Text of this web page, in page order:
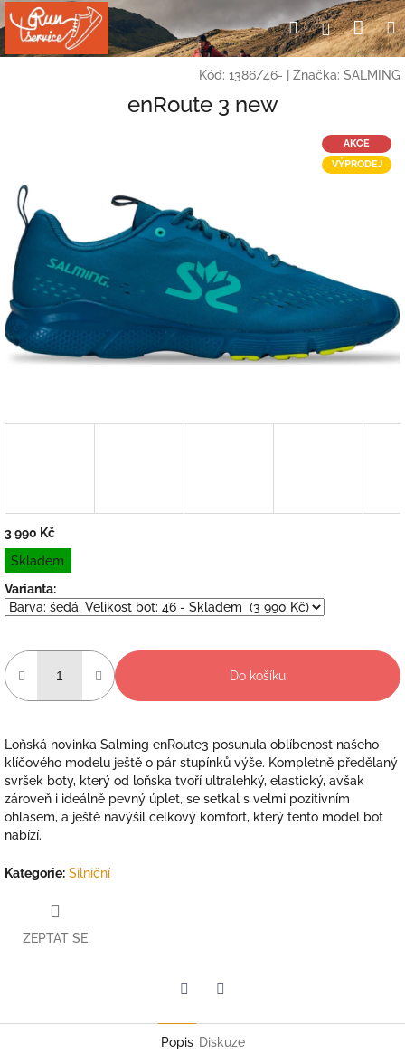
na
obsah
HledatPřihlášení
Kód: 1386/46- Značka: SALMING
enRoute 3 new
AKCE
VÝPRODEJ
3 990 Kč
Měrná
cena:
Skladem
Varianta:
Do košíku
Loňská novinka Salming enRoute3 posunula oblíbenost našeho
klíčového modelu ještě o pár stupínků výše. Kompletně předělaný
svršek boty, který od loňska tvoří ultralehký, elastický, avšak
zároveň i ideálně pevný úplet, se setkal s velmi pozitivním
ohlasem, a ještě navýšil celkový komfort, který tento model bot
nabízí.
Kategorie: Silniční
ZEPTAT SE
Popis Diskuze